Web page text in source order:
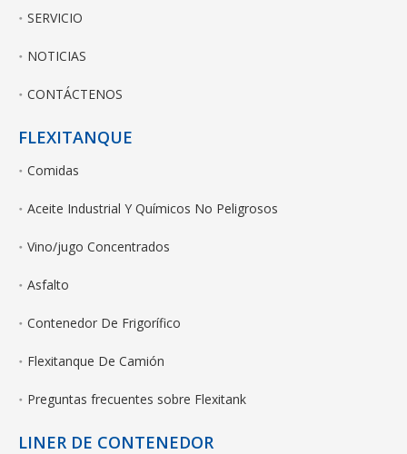
SERVICIO
NOTICIAS
CONTÁCTENOS
FLEXITANQUE
Comidas
Aceite Industrial Y Químicos No Peligrosos
Vino/jugo Concentrados
Asfalto
Contenedor De Frigorífico
Flexitanque De Camión
Preguntas frecuentes sobre Flexitank
LINER DE CONTENEDOR